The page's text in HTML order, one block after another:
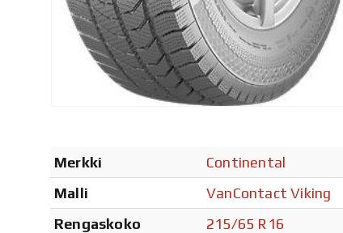
Merkki
Continental
Malli
VanContact Viking
Rengaskoko
215/65 R16